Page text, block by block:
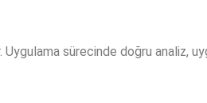
sürecinde doğru analiz,